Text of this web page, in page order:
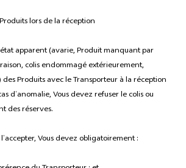
lors de la réception
apparent (avarie, Produit manquant par
colis endommagé extérieurement,
des Produits avec le Transporteur à la réception
d’anomalie, Vous devez refuser le colis ou
des réserves.
Vous devez obligatoirement :